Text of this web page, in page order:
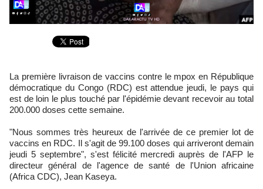
La première livraison de vaccins contre le mpox en République
démocratique du Congo (RDC) est attendue jeudi, le pays qui
est de loin le plus touché par l'épidémie devant recevoir au total
200.000 doses cette semaine.
"Nous sommes très heureux de l'arrivée de ce premier lot de
vaccins en RDC. Il s'agit de 99.100 doses qui arriveront demain
jeudi 5 septembre", s'est félicité mercredi auprès de l'AFP le
directeur général de l'agence de santé de l'Union africaine
(Africa CDC), Jean Kaseya.